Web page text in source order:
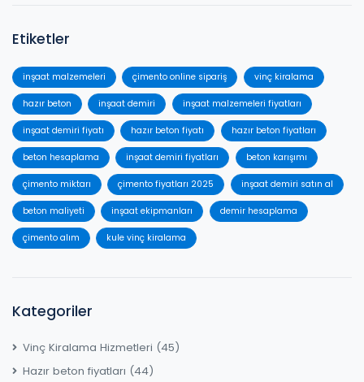
Etiketler
inşaat malzemeleri çimento online sipariş vinç kiralama
hazır beton inşaat demiri inşaat malzemeleri fiyatları
inşaat demiri fiyatı hazır beton fiyatı hazır beton fiyatları
beton hesaplama inşaat demiri fiyatları beton karışımı
çimento miktarı çimento fiyatları 2025 inşaat demiri satın al
beton maliyeti inşaat ekipmanları demir hesaplama
çimento alım kule vinç kiralama
Kategoriler
Vinç Kiralama Hizmetleri (45)
Hazır beton fiyatları (44)